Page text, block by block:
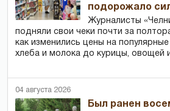
подорожало
Журналисты
подняли свои чеки почти за
как изменились цены на
хлеба и молока до курицы, овощей
04 августа 2026
Был ранен